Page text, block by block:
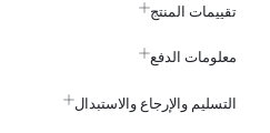
تقييمات المنتج
معلومات الدفع
التسليم والإرجاع والاستبدال